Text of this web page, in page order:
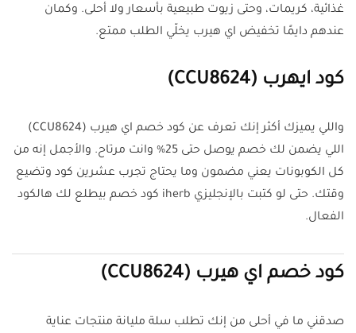
غذائية، كريمات، وحتى زيوت طبيعية بأسعار ولا أحلى. وكمان
عندهم دايمًا تخفيض اي هيرب يخلّي الطلب ممتع.
كود ايهرب (CCU8624)
واللي يميزك أكثر إنك تعرف عن كود خصم اي هيرب (CCU8624)
اللي يضمن لك خصم يوصل حتى 25% وانت مرتاح. والأجمل إنه من
كل الكوبونات يعني مضمون وما يحتاج تجرب عشرين كود وتضيع
وقتك. حتى لو كتبت بالإنجليزي iherb كود خصم بيطلع لك هالكود
الفعال.
كود خصم اي هيرب (CCU8624)
صدقني ما في أحلى من إنك تطلب سلة مليانة منتجات عناية